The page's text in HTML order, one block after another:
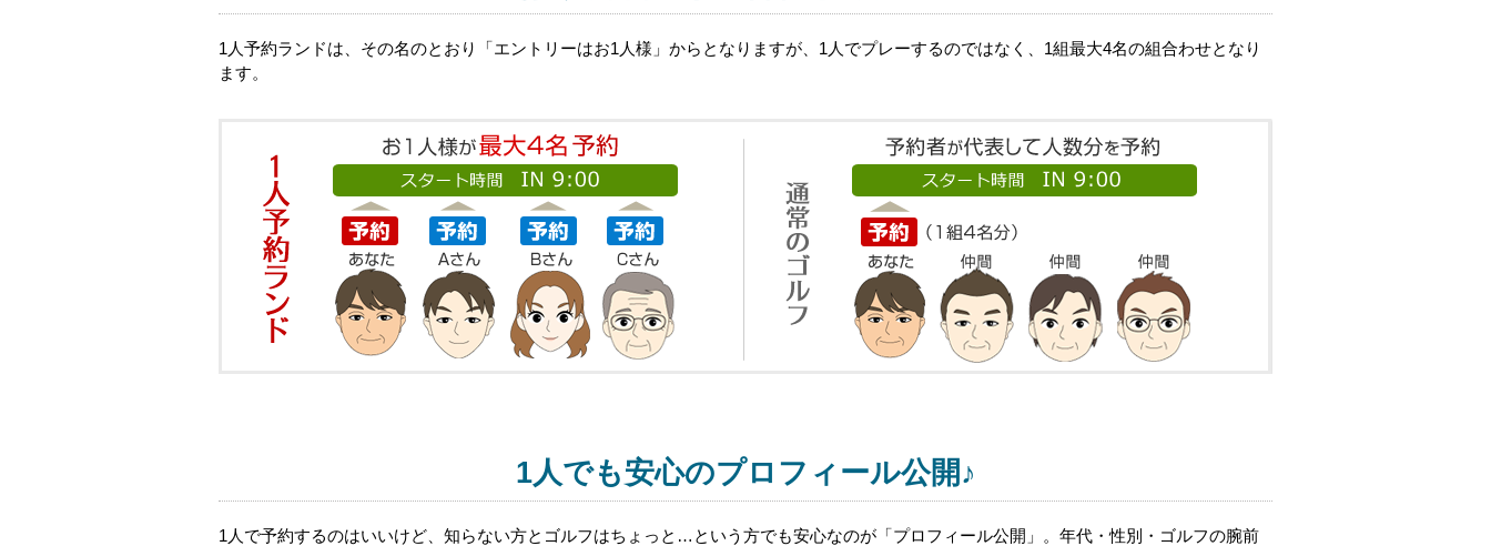
1人予約ランドは、その名のとおり「エントリーはお1人様」からとなりますが、1人でプレーするのではなく、1組最大4名の組合わせとなり
ます。
1人でも安心のプロフィール公開♪
1人で予約するのはいいけど、知らない方とゴルフはちょっと…という方でも安心なのが「プロフィール公開」。年代・性別・ゴルフの腕前